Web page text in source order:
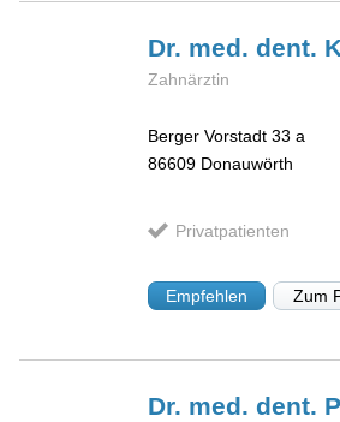
Dr. med. dent.
Zahnärztin
Berger Vorstadt 33 a
86609 Donauwörth
Privatpatienten
Empfehlen Zum
Dr. med. dent.